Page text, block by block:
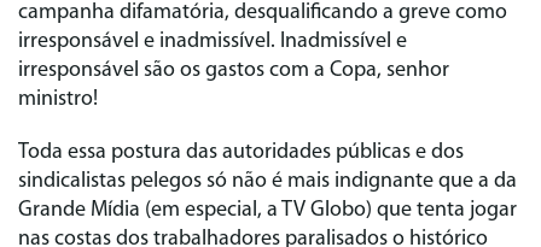
campanha difamatória, desqualificando a greve como
irresponsável e inadmissível. Inadmissível e
irresponsável são os gastos com a Copa, senhor
ministro!
Toda essa postura das autoridades públicas e dos
sindicalistas pelegos só não é mais indignante que a da
Grande Mídia (em especial, a TV Globo) que tenta jogar
nas costas dos trabalhadores paralisados o histórico